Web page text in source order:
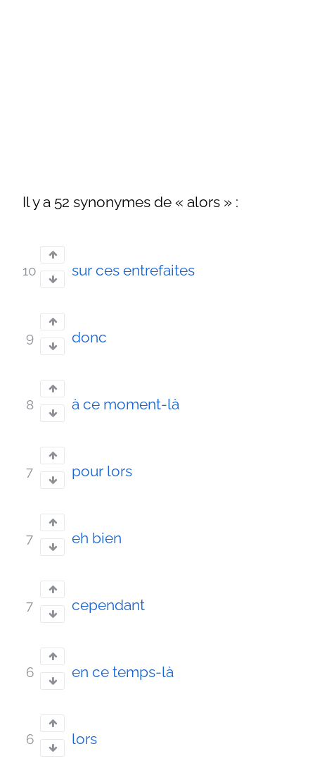
Il y a 52 synonymes de « alors » :
10 sur ces entrefaites
9 donc
8 à ce moment-là
7 pour lors
7 eh bien
7 cependant
6 en ce temps-là
6 lors